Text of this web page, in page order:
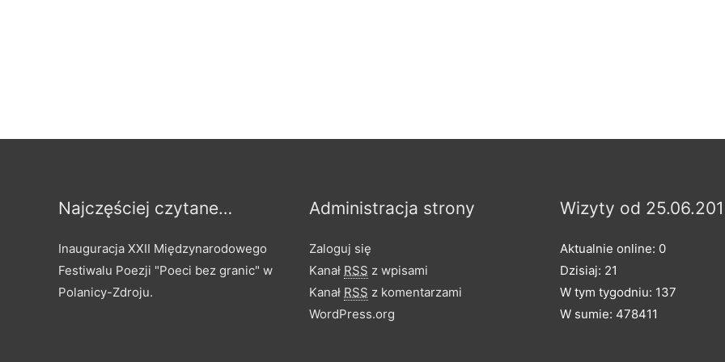
Najczęściej czytane…
Inauguracja XXII Międzynarodowego
Festiwalu Poezji "Poeci bez granic" w
Polanicy-Zdroju.
Administracja strony
Zaloguj się
Kanał RSS z wpisami
Kanał RSS z komentarzami
WordPress.org
Wizyty od
Aktualnie online: 0
Dzisiaj: 21
W tym tygodniu: 137
W sumie: 478411